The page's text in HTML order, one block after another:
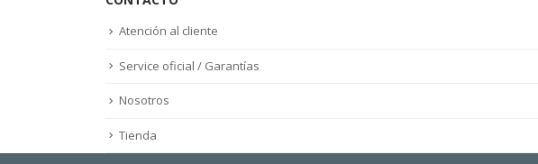
Atención al cliente
Service oficial / Garantías
Nosotros
Tienda